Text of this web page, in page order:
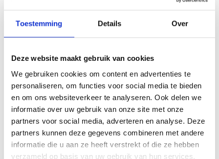
Toestemming Details Over
Deze website maakt gebruik van cookies
We gebruiken cookies om content en advertenties te
personaliseren, om functies voor social media te bieden
en om ons websiteverkeer te analyseren. Ook delen we
informatie over uw gebruik van onze site met onze
partners voor social media, adverteren en analyse. Deze
partners kunnen deze gegevens combineren met andere
informatie die u aan ze heeft verstrekt of die ze hebben
verzameld op basis van uw gebruik van hun services.
effet encore plus volumineux, séchez vos cheveux avec une brosse
ronde tout en soulevant les racines pour un résultat aérien et plein
Aqua (Water, Eau), Sodium C14-16 Olefin Sulfonate, Cocamidopropyl
Betaine, Sodium Chloride, Sodium Benzoate, PEG-40 Hydrogenated
Castor Oil, Citric Acid, Propylene Glycol, Panthenol, Polyquaternium-
10, PEG-55 Propylene Glycol Oleate, Camellia Sinensis Leaf Extract,
Citrus Aurantifolia (Lime) Fruit Extract, Linalool, Limonene, Parfum
(Fragrance).*